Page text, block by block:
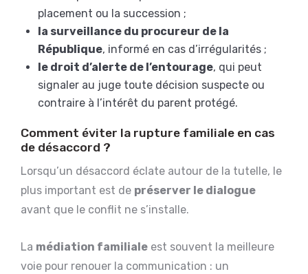
placement ou la succession ;
la surveillance du procureur de la
République, informé en cas d’irrégularités ;
le droit d’alerte de l’entourage, qui peut
signaler au juge toute décision suspecte ou
contraire à l’intérêt du parent protégé.
Comment éviter la rupture familiale en cas
de désaccord ?
Lorsqu’un désaccord éclate autour de la tutelle, le
plus important est de préserver le dialogue
avant que le conflit ne s’installe.
La médiation familiale est souvent la meilleure
voie pour renouer la communication : un